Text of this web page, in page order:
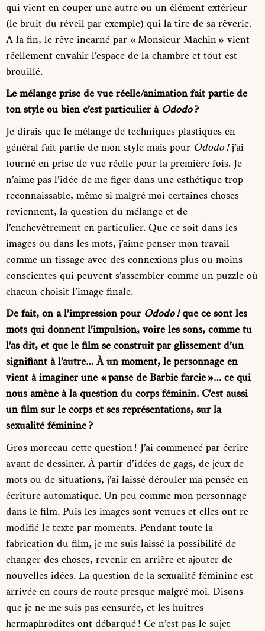
qui vient en couper une autre ou un élément extérieur
(le bruit du réveil par exemple) qui la tire de sa rêverie.
À la fin, le rêve incarné par « Monsieur Machin » vient
réellement envahir l’espace de la chambre et tout est
brouillé.
Le mélange prise de vue réelle/animation fait partie de
ton style ou bien c’est particulier à Ododo?
Je dirais que le mélange de techniques plastiques en
général fait partie de mon style mais pour Ododo !j’ai
tourné en prise de vue réelle pour la première fois. Je
n’aime pas l’idée de me figer dans une esthétique trop
reconnaissable, même si malgré moi certaines choses
reviennent, la question du mélange et de
l’enchevêtrement en particulier. Que ce soit dans les
images ou dans les mots, j’aime penser mon travail
comme un tissage avec des connexions plus ou moins
conscientes qui peuvent s’assembler comme un puzzle où
chacun choisit l’image finale.
De fait, on a l’impression pour Ododo !que ce sont les
mots qui donnent l’impulsion, voire les sons, comme tu
l’as dit, et que le film se construit par glissement d’un
signifiant à l’autre… À un moment, le personnage en
vient à imaginer une « panse de Barbie farcie »… ce qui
nous amène à la question du corps féminin. C’est aussi
un film sur le corps et ses représentations, sur la
sexualité féminine ?
Gros morceau cette question ! J’ai commencé par écrire
avant de dessiner. À partir d’idées de gags, de jeux de
mots ou de situations, j’ai laissé dérouler ma pensée en
écriture automatique. Un peu comme mon personnage
dans le film. Puis les images sont venues et elles ont re-
modifié le texte par moments. Pendant toute la
fabrication du film, je me suis laissé la possibilité de
changer des choses, revenir en arrière et ajouter de
nouvelles idées. La question de la sexualité féminine est
arrivée en cours de route presque malgré moi. Disons
que je ne me suis pas censurée, et les huîtres
hermaphrodites ont débarqué ! Ce n’est pas le sujet